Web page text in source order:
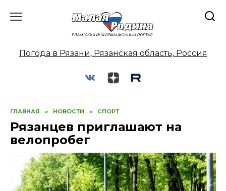
Погода в Рязани, Рязанская область, Россия
ГЛАВНАЯ » НОВОСТИ » СПОРТ
Рязанцев приглашают на
велопробег